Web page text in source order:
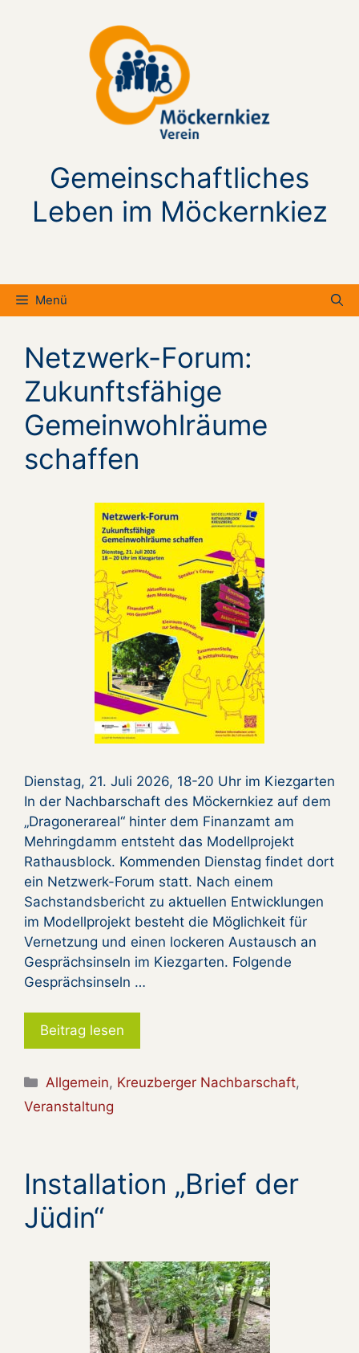
Gemeinschaftliches
Leben im Möckernkiez
Menü
Netzwerk-Forum:
Zukunftsfähige
Gemeinwohlräume
schaffen
Dienstag, 21. Juli 2026, 18-20 Uhr im Kiezgarten
In der Nachbarschaft des Möckernkiez auf dem
„Dragonerareal“ hinter dem Finanzamt am
Mehringdamm entsteht das Modellprojekt
Rathausblock. Kommenden Dienstag findet dort
ein Netzwerk-Forum statt. Nach einem
Sachstandsbericht zu aktuellen Entwicklungen
im Modellprojekt besteht die Möglichkeit für
Vernetzung und einen lockeren Austausch an
Gesprächsinseln im Kiezgarten. Folgende
Gesprächsinseln …
Beitrag lesen
Kategorien
Allgemein, Kreuzberger Nachbarschaft,
Veranstaltung
Installation „Brief der
Jüdin“